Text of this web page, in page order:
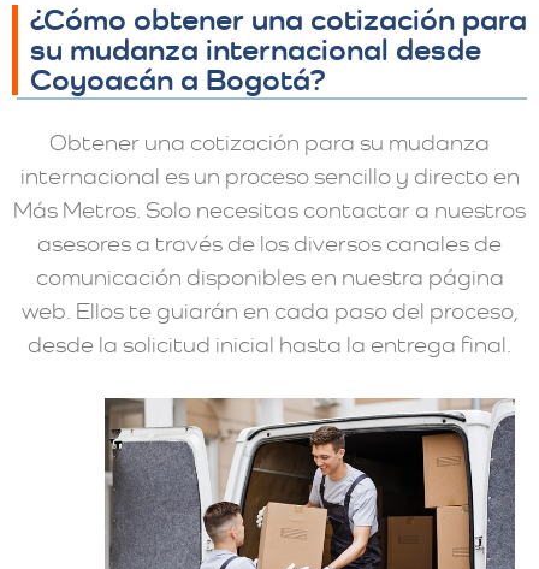
¿Cómo obtener una cotización para
su mudanza internacional desde
Coyoacán a Bogotá?
Obtener una cotización para su mudanza
internacional es un proceso sencillo y directo en
Más Metros. Solo necesitas contactar a nuestros
asesores a través de los diversos canales de
comunicación disponibles en nuestra página
web. Ellos te guiarán en cada paso del proceso,
desde la solicitud inicial hasta la entrega final.